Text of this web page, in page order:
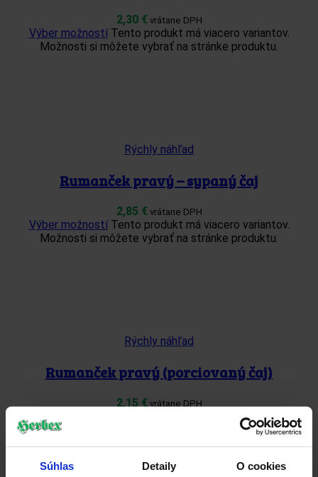
Súhlas Detaily O cookies
2,30 €vrátane DPH
Výber možností Tento produkt má viacero variantov.
Možnosti si môžete vybrať na stránke produktu.
Rýchly náhľad
Rumanček pravý – sypaný čaj
2,85 €vrátane DPH
Výber možností Tento produkt má viacero variantov.
Možnosti si môžete vybrať na stránke produktu.
Rýchly náhľad
Rumanček pravý (porciovaný čaj)
2,15€vrátane DPH
Výber možností
Tento produkt má viacero variantov.
Možnosti si môžete vybrať na stránke produktu.